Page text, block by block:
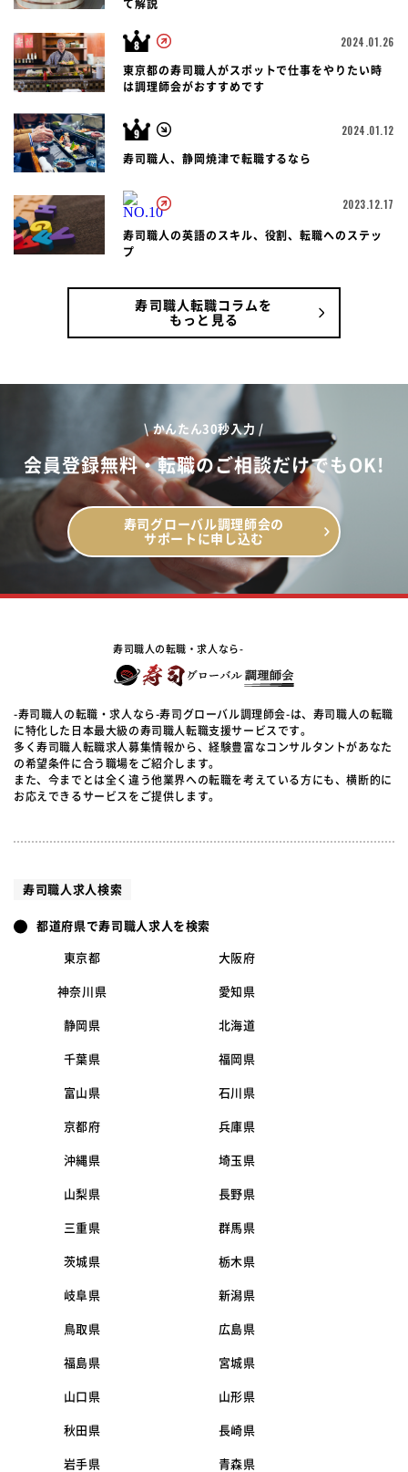
て解説
2024.01.26
東京都の寿司職人がスポットで仕事をやりたい時
は調理師会がおすすめです
2024.01.12
寿司職人、静岡焼津で転職するなら
2023.12.17
寿司職人の英語のスキル、役割、転職へのステッ
プ
寿司職人転職コラムを
もっと見る
\ かんたん30秒入力 /
会員登録無料・転職のご相談だけでもOK!
寿司グローバル調理師会の
サポートに申し込む
寿司職人の転職・求人なら-
-寿司職人の転職・求人なら-寿司グローバル調理師会-は、寿司職人の転職
に特化した日本最大級の寿司職人転職支援サービスです。
多く寿司職人転職求人募集情報から、経験豊富なコンサルタントがあなた
の希望条件に合う職場をご紹介します。
また、今までとは全く違う他業界への転職を考えている方にも、横断的に
お応えできるサービスをご提供します。
寿司職人求人検索
都道府県で寿司職人求人を検索
東京都 大阪府
神奈川県 愛知県
静岡県 北海道
千葉県 福岡県
富山県 石川県
京都府 兵庫県
沖縄県 埼玉県
山梨県 長野県
三重県 群馬県
茨城県 栃木県
岐阜県 新潟県
鳥取県 広島県
福島県 宮城県
山口県 山形県
秋田県 長崎県
岩手県 青森県